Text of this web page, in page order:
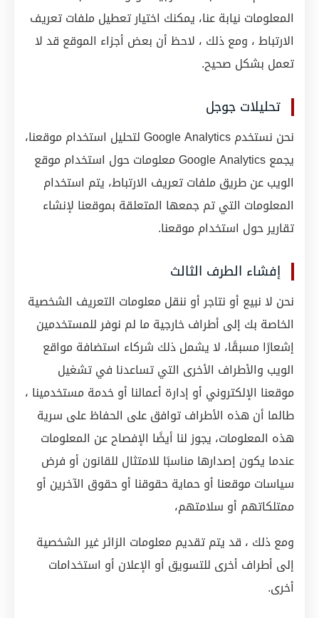
المعلومات نيابة عنا، يمكنك اختيار تعطيل ملفات تعريف
الارتباط ، ومع ذلك ، لاحظ أن بعض أجزاء الموقع قد لا
تعمل بشكل صحيح.
تحليلات جوجل
نحن نستخدم Google Analytics لتحليل استخدام موقعنا،
يجمع Google Analytics معلومات حول استخدام موقع
الويب عن طريق ملفات تعريف الارتباط، يتم استخدام
المعلومات التي تم جمعها المتعلقة بموقعنا لإنشاء
تقارير حول استخدام موقعنا.
إفشاء الطرف الثالث
نحن لا نبيع أو نتاجر أو ننقل معلومات التعريف الشخصية
الخاصة بك إلى أطراف خارجية ما لم نوفر للمستخدمين
إشعارًا مسبقًا، لا يشمل ذلك شركاء استضافة مواقع
الويب والأطراف الأخرى التي تساعدنا في تشغيل
موقعنا الإلكتروني أو إدارة أعمالنا أو خدمة مستخدمينا ،
طالما أن هذه الأطراف توافق على الحفاظ على سرية
هذه المعلومات، يجوز لنا أيضًا الإفصاح عن المعلومات
عندما يكون إصدارها مناسبًا للامتثال للقانون أو فرض
سياسات موقعنا أو حماية حقوقنا أو حقوق الآخرين أو
ممتلكاتهم أو سلامتهم،
ومع ذلك ، قد يتم تقديم معلومات الزائر غير الشخصية
إلى أطراف أخرى للتسويق أو الإعلان أو استخدامات
أخرى.